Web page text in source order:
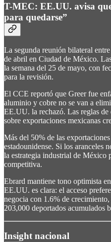
T-MEC: EE.UU. avisa
para quedarse”
La segunda reunión bilateral
de abril en Ciudad de México.
la semana del 25 de mayo, con
para la revisión.
El CCE reportó que Greer fue
aluminio y cobre no se van a
EE.UU. la rechazó. Las reglas
sobre exportaciones mexicanas
Más del 50% de las
estadounidense. Si los aranceles
la estrategia industrial de México
competitiva.
Ebrard mantiene tono optimista
EE.UU. es clara: el acceso
negocia con 1.6% de
203,000 deportados acumulados
Insight nacional